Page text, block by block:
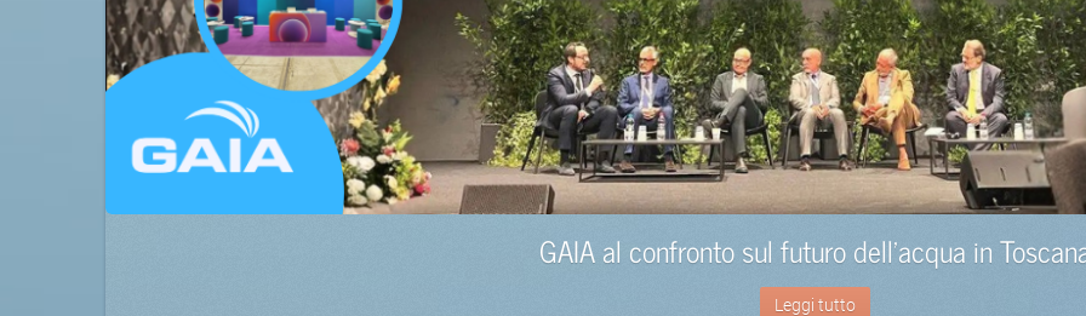
GAIA al confronto sul futuro dell’acqua in
Leggi tutto